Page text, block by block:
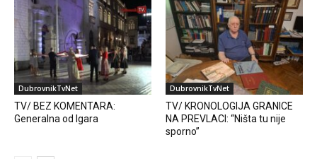
DubrovnikTvNet
TV/ BEZ KOMENTARA:
Generalna od Igara
DubrovnikTvNet
TV/ KRONOLOGIJA GRANICE
NA PREVLACI: “Ništa tu nije
sporno”